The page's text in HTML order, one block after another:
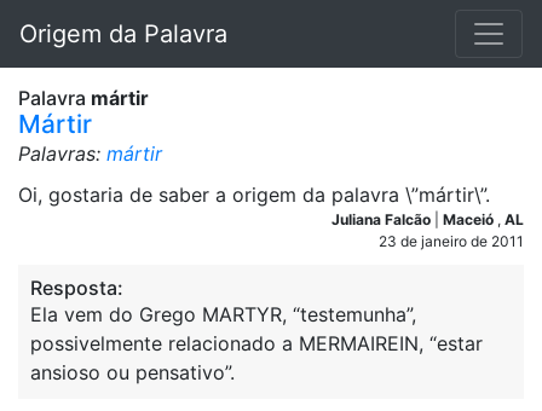
Origem da Palavra
Palavra mártir
Mártir
Palavras: mártir
Oi, gostaria de saber a origem da palavra \”mártir\”.
Juliana Falcão Maceió , AL
23 de janeiro de 2011
Resposta:
Ela vem do Grego MARTYR, “testemunha”,
possivelmente relacionado a MERMAIREIN, “estar
ansioso ou pensativo”.